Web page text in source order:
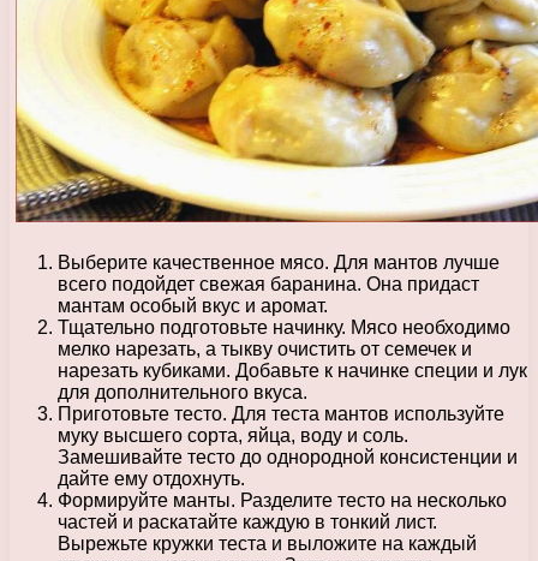
Выберите качественное мясо. Для мантов лучше
всего подойдет свежая баранина. Она придаст
мантам особый вкус и аромат.
Тщательно подготовьте начинку. Мясо необходимо
мелко нарезать, а тыкву очистить от семечек и
нарезать кубиками. Добавьте к начинке специи и лук
для дополнительного вкуса.
Приготовьте тесто. Для теста мантов используйте
муку высшего сорта, яйца, воду и соль.
Замешивайте тесто до однородной консистенции и
дайте ему отдохнуть.
Формируйте манты. Разделите тесто на несколько
частей и раскатайте каждую в тонкий лист.
Вырежьте кружки теста и выложите на каждый